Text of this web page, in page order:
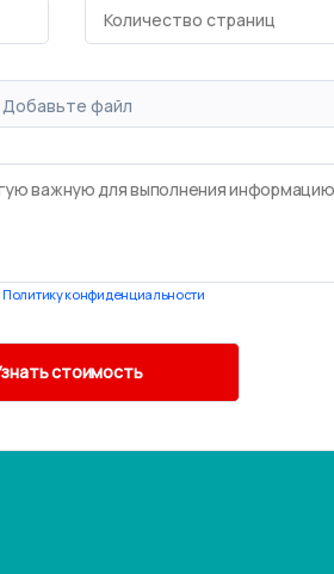
Добавьте файл
Политику конфиденциальности